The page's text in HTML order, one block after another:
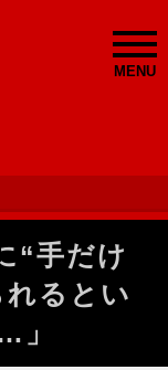
MENU
“手だけ
るとい
」